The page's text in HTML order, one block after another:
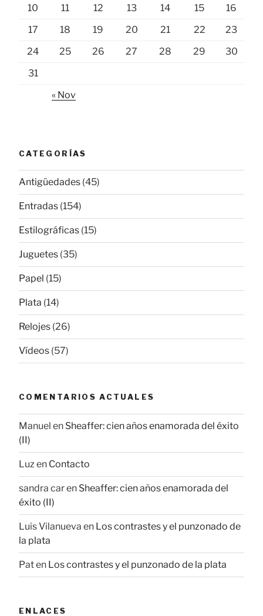
10 11 12 13 14 15
16
17
18 19 20 21 22
23
24
25 26 27 28 29
30
31
« Nov
CATEGORÍAS
Antigüedades (45)
Entradas (154)
Estilográficas (15)
Juguetes (35)
Papel (15)
Plata (14)
Relojes (26)
Vídeos (57)
COMENTARIOS ACTUALES
Manuel en Sheaffer: cien años enamorada del éxito
(II)
Luzen Contacto
sandra caren Sheaffer: cien años enamorada del
éxito (II)
Luis Vilanueva en Los contrastes y el punzonado de
la plata
Paten Los contrastes y el punzonado de la plata
ENLACES